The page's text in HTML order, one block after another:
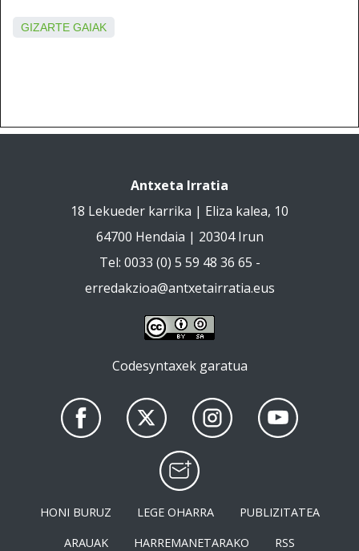
GIZARTE GAIAK
Antxeta Irratia
18 Lekueder karrika | Eliza kalea, 10
64700 Hendaia | 20304 Irun
Tel: 0033 (0) 5 59 48 36 65 -
erredakzioa@antxetairratia.eus
Codesyntaxek garatua
HONI BURUZ LEGE OHARRA
PUBLIZITATEA
ARAUAK
HARREMANETARAKO RSS